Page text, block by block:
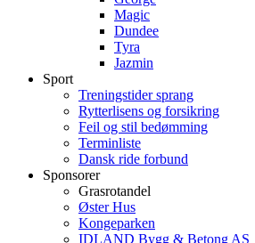
Magic
Dundee
Tyra
Jazmin
Sport
Treningstider sprang
Rytterlisens og forsikring
Feil og stil bedømming
Terminliste
Dansk ride forbund
Sponsorer
Grasrotandel
Øster Hus
Kongeparken
IDLAND Bygg & Betong AS